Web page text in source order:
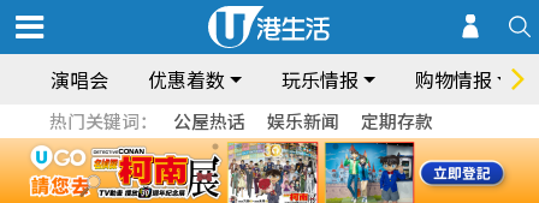
演唱会 优惠着数 玩乐情报 购物情报
热门关键词： 公屋热话 娱乐新闻 定期存款